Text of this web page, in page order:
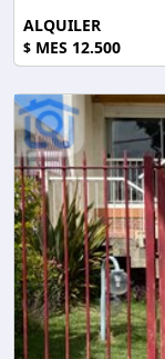
ALQUILER
$ MES 12.500